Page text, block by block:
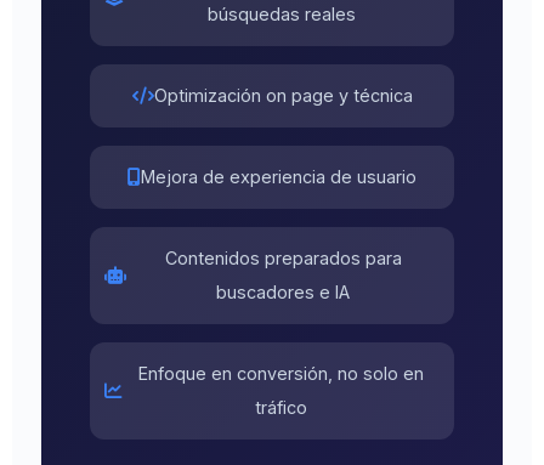
búsquedas reales
Optimización on page y técnica
Mejora de experiencia de usuario
Contenidos preparados para
buscadores e IA
Enfoque en conversión, no solo en
tráfico